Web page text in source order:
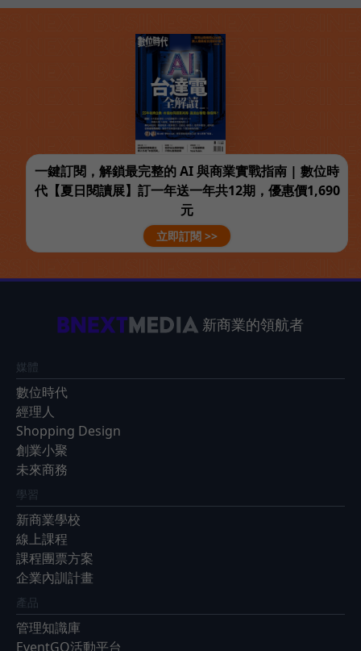
一鍵訂閱，解鎖最完整的 AI 與商業實戰指南 | 數位時
代【夏日閱讀展】訂一年送一年共12期，優惠價1,690
元
立即訂閱 >>
新商業的領航者
媒體
數位時代
經理人
Shopping Design
創業小聚
未來商務
學習
新商業學校
線上課程
課程團票方案
企業內訓計畫
產品
管理知識庫
EventGO活動平台